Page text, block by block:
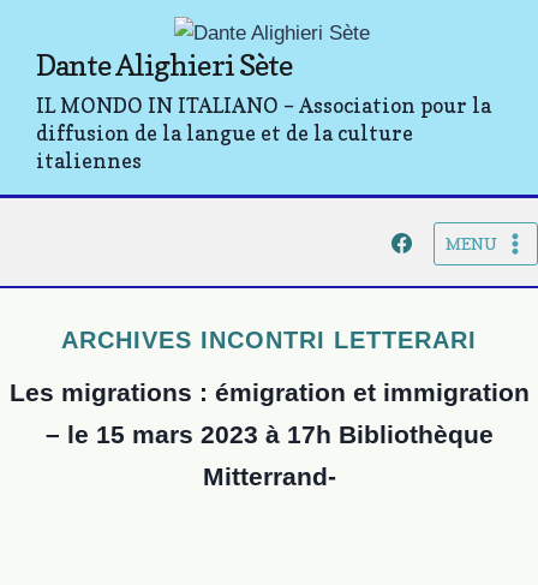
contenuDante Alighieri Sète
IL MONDO IN ITALIANO – Association pour la
diffusion de la langue et de la culture
italiennes
MENU
ARCHIVES INCONTRI LETTERARI
Les migrations : émigration et immigration
– le 15 mars 2023 à 17h Bibliothèque
Mitterrand-